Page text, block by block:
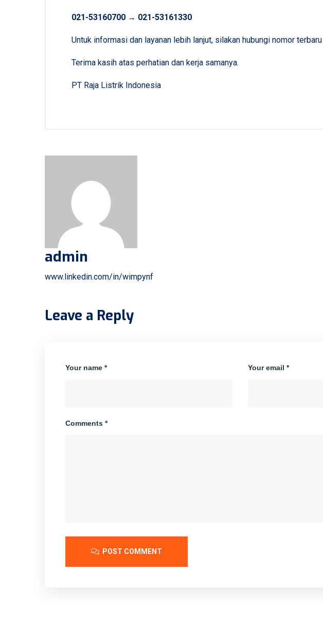
021-53160700 → 021-53161330
Untuk informasi dan layanan lebih lanjut, silakan hubungi nomor
Terima kasih atas perhatian dan kerja samanya.
PT Raja Listrik Indonesia
admin
www.linkedin.com/in/wimpynf
Leave a Reply
Your name * Your email *
Comments *
POST COMMENT